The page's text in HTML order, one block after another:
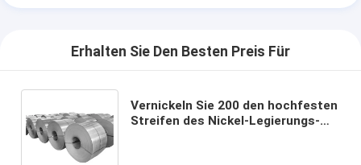
Erhalten Sie Den Besten Preis Für
Vernickeln Sie 200 den hochfesten
Streifen des Nickel-Legierungs-